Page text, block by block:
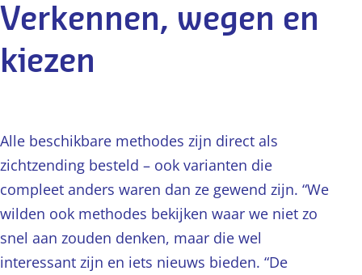
Verkennen, wegen en
kiezen
Alle beschikbare methodes zijn direct als
zichtzending besteld – ook varianten die
compleet anders waren dan ze gewend zijn. “We
wilden ook methodes bekijken waar we niet zo
snel aan zouden denken, maar die wel
interessant zijn en iets nieuws bieden. “De